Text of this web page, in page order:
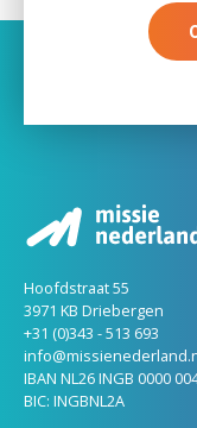
Hoofdstraat 55
3971 KB Driebergen
+31 (0)343 - 513 693
IBAN NL26 INGB 0000
BIC: INGBNL2A